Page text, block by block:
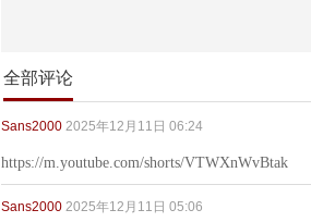
全部评论
Sans2000 2025年12月11日 06:24
https://m.youtube.com/shorts/VTWXnWvBtak
Sans2000 2025年12月11日 05:06